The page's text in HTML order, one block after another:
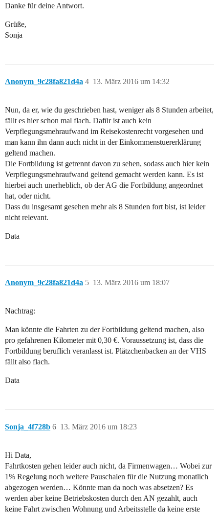
Danke für deine Antwort.
Grüße,
Sonja
Anonym_9c28fa821d4a 13. März 2016 um 14:32
4
Nun, da er, wie du geschrieben hast, weniger als 8 Stunden arbeitet,
fällt es hier schon mal flach. Dafür ist auch kein
Verpflegungsmehraufwand im Reisekostenrecht vorgesehen und
man kann ihn dann auch nicht in der Einkommenstuererklärung
geltend machen.
Die Fortbildung ist getrennt davon zu sehen, sodass auch hier kein
Verpflegungsmehraufwand geltend gemacht werden kann. Es ist
hierbei auch unerheblich, ob der AG die Fortbildung angeordnet
hat, oder nicht.
Dass du insgesamt gesehen mehr als 8 Stunden fort bist, ist leider
nicht relevant.
Data
Anonym_9c28fa821d4a 13. März 2016 um 18:07
5
Nachtrag:
Man könnte die Fahrten zu der Fortbildung geltend machen, also
pro gefahrenen Kilometer mit 0,30 €. Voraussetzung ist, dass die
Fortbildung beruflich veranlasst ist. Plätzchenbacken an der VHS
fällt also flach.
Data
Sonja_4f728b 13. März 2016 um 18:23
6
Hi Data,
Fahrtkosten gehen leider auch nicht, da Firmenwagen… Wobei zur
1% Regelung noch weitere Pauschalen für die Nutzung monatlich
abgezogen werden… Könnte man da noch was absetzen? Es
werden aber keine Betriebskosten durch den AN gezahlt, auch
keine Fahrt zwischen Wohnung und Arbeitsstelle da keine erste